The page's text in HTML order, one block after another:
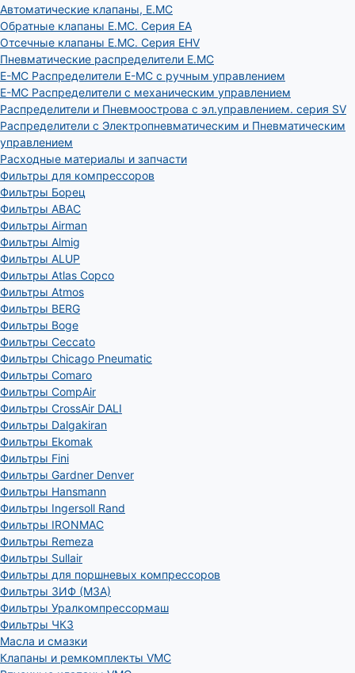
Автоматические клапаны, Е.МС
Обратные клапаны E.MC. Серия EA
Отсечные клапаны E.MC. Серия EHV
Пневматические распределители E.MC
E-MC Распределители E-MC с ручным управлением
E-MC Распределители с механическим управлением
Распределители и Пневмоострова с эл.управлением. серия SV
Распределители с Электропневматическим и Пневматическим
управлением
Расходные материалы и запчасти
Фильтры для компрессоров
Фильтры Борец
Фильтры ABAC
Фильтры Airman
Фильтры Almig
Фильтры ALUP
Фильтры Atlas Copco
Фильтры Atmos
Фильтры BERG
Фильтры Boge
Фильтры Ceccato
Фильтры Chicago Pneumatic
Фильтры Comaro
Фильтры CompAir
Фильтры CrossAir DALI
Фильтры Dalgakiran
Фильтры Ekomak
Фильтры Fini
Фильтры Gardner Denver
Фильтры Hansmann
Фильтры Ingersoll Rand
Фильтры IRONMAC
Фильтры Remeza
Фильтры Sullair
Фильтры для поршневых компрессоров
Фильтры ЗИФ (МЗА)
Фильтры Уралкомпрессормаш
Фильтры ЧКЗ
Масла и смазки
Клапаны и ремкомплекты VMC